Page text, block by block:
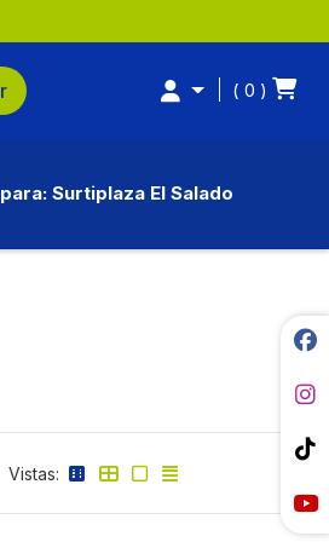
0
Surtiplaza El Salado
Vistas: